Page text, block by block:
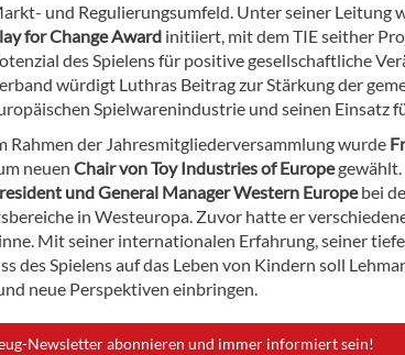
und Regulierungsumfeld. Unter seiner Leitung
for Change Award initiiert, mit dem TIE seither
des Spielens für positive gesellschaftliche
würdigt Luthras Beitrag zur Stärkung der
Spielwarenindustrie und seinen Einsatz
Rahmen der Jahresmitgliederversammlung wurde
neuen Chair von Toy Industries of Europegewählt.
und General Manager Western Europebei
in Westeuropa. Zuvor hatte er
Mit seiner internationalen Erfahrung, seiner
des Spielens auf das Leben von Kindern soll
neue Perspektiven einbringen.
Newsletter abonnieren und immer informiert sein!